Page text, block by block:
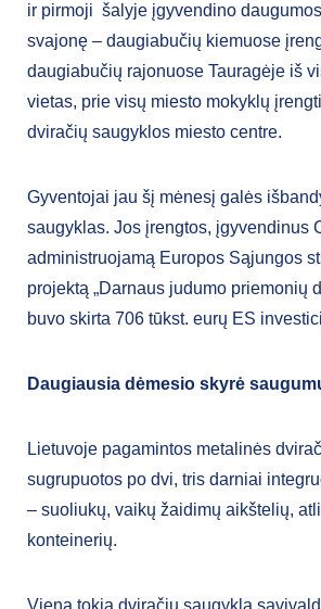
ir pirmoji šalyje įgyvendino
svajonę – daugiabučių kiemuose
daugiabučių rajonuose Tauragėje iš
vietas, prie visų miesto mokyklų
dviračių saugyklos miesto centre.
Gyventojai jau šį mėnesį galės
saugyklas. Jos įrengtos, įgyvendinus
administruojamą Europos Sąjungos
projektą „Darnaus judumo priemonių
buvo skirta 706 tūkst. eurų ES
Daugiausia dėmesio skyrė
Lietuvoje pagamintos metalinės
sugrupuotos po dvi, tris darniai
– suoliukų, vaikų žaidimų aikštelių,
konteinerių.
Viena tokia dviračių saugykla